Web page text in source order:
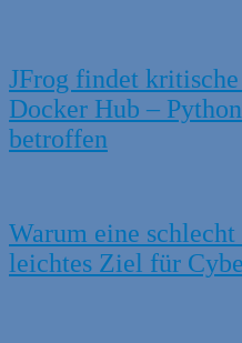
JFrog findet
Docker Hub –
betroffen
Warum eine
leichtes Ziel für